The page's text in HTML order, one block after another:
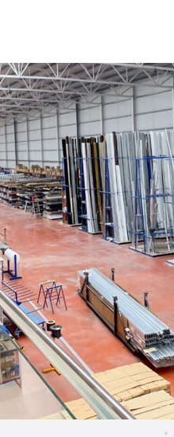
Pergole
Alicantinas e
Informazioni tecniche